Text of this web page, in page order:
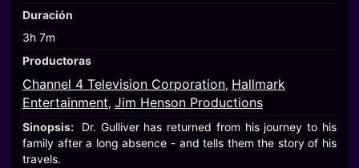
Duración
3h 7m
Productoras
Channel 4 Television Corporation, Hallmark
Entertainment, Jim Henson Productions
Sinopsis:
Dr. Gulliver has returned from his journey to his
family after a long absence - and tells them the story of his
travels.